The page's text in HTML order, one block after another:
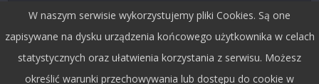
W naszym serwisie wykorzystujemy pliki Cookies. Są one
zapisywane na dysku urządzenia końcowego użytkownika w celach
statystycznych oraz ułatwienia korzystania z serwisu. Możesz
określić warunki przechowywania lub dostępu do cookie w